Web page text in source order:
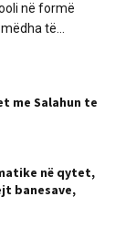
në formë
të...
me Salahun te
në qytet,
banesave,